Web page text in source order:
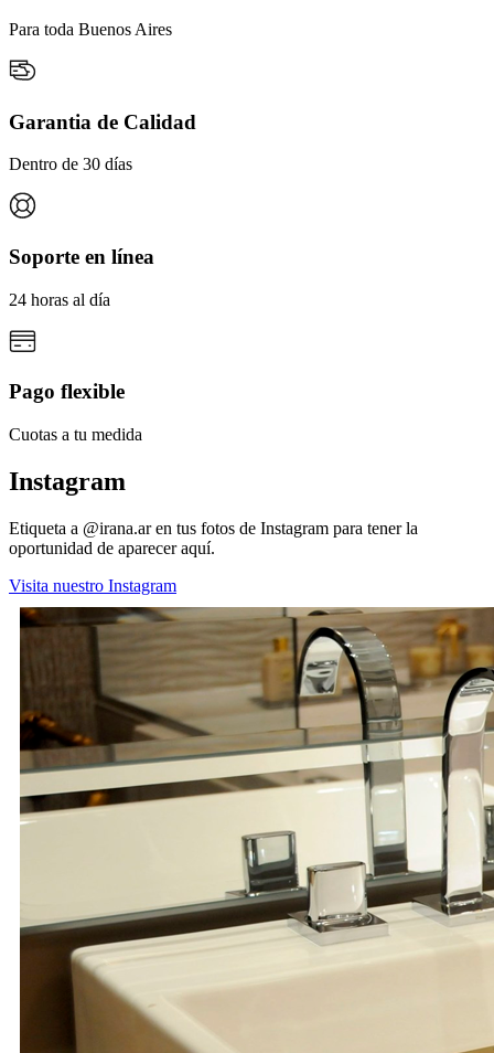
Para toda Buenos Aires
Garantia de Calidad
Dentro de 30 días
Soporte en línea
24 horas al día
Pago flexible
Cuotas a tu medida
Instagram
Etiqueta a @irana.ar en tus fotos de Instagram para tener la
oportunidad de aparecer aquí.
Visita nuestro Instagram